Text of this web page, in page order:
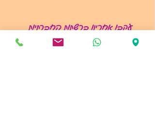
עקבו אחרינו ברשתות החברתיות